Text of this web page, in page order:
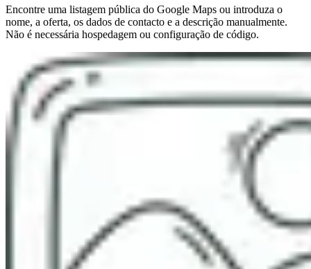
Encontre uma listagem pública do Google Maps ou introduza o
nome, a oferta, os dados de contacto e a descrição manualmente.
Não é necessária hospedagem ou configuração de código.